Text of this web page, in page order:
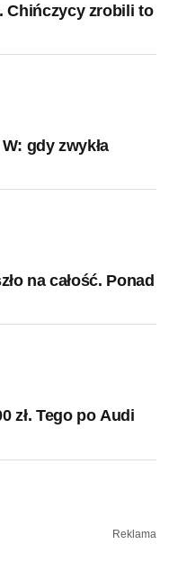
Chińczycy zrobili to
gdy zwykła
na całość. Ponad
zł. Tego po Audi
Reklama